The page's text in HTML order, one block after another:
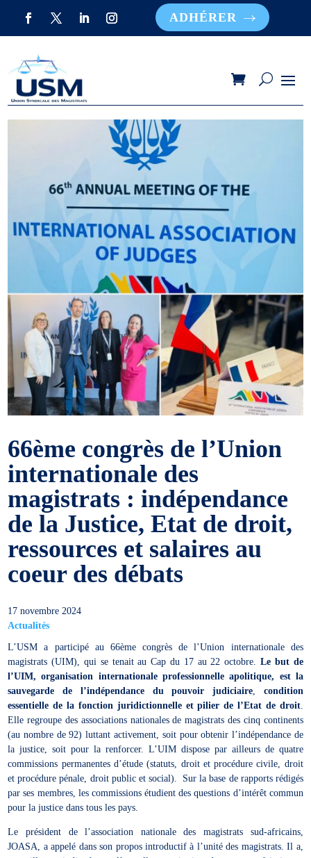
ADHÉRER
66ème congrès de l’Union
internationale des
magistrats : indépendance
de la Justice, Etat de droit,
ressources et salaires au
coeur des débats
17 novembre 2024
Actualités
L’USM a participé au 66ème congrès de l’Union internationale des
magistrats (UIM), qui se tenait au Cap du 17 au 22 octobre.Le but de
l’UIM, organisation internationale professionnelle apolitique, est la
sauvegarde de l’indépendance du pouvoir judiciaire
condition
essentielle de la fonction juridictionnelle et pilier de l’Etat de droit.
Elle regroupe des associations nationales de magistrats des cinq continents
(au nombre de 92) luttant activement, soit pour obtenir l’indépendance de
la justice, soit pour la renforcer. L’UIM dispose par ailleurs de quatre
commissions permanentes d’étude (statuts, droit et procédure civile, droit
et procédure pénale, droit public et social). Sur la base de rapports rédigés
par ses membres, les commissions étudient des questions d’intérêt commun
pour la justice dans tous les pays.
Le président de l’association nationale des magistrats sud-africains,
JOASA, a appelé dans son propos introductif à l’unité des magistrats. Il a,